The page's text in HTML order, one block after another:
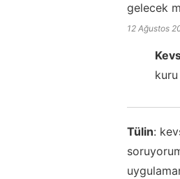
gelecek
12 Ağustos
Tülin: